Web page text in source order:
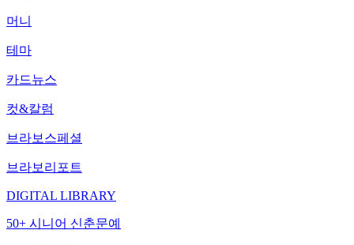
머니
테마
카드뉴스
컷&칼럼
브라보스페셜
브라보리포트
DIGITAL LIBRARY
50+ 시니어 신춘문예